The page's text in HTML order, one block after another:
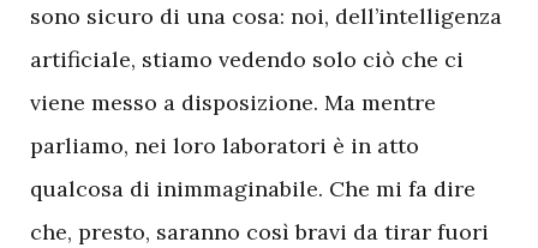
sono sicuro di una cosa: noi, dell’intelligenza
artificiale, stiamo vedendo solo ciò che ci
viene messo a disposizione. Ma mentre
parliamo, nei loro laboratori è in atto
qualcosa di inimmaginabile. Che mi fa dire
che, presto, saranno così bravi da tirar fuori